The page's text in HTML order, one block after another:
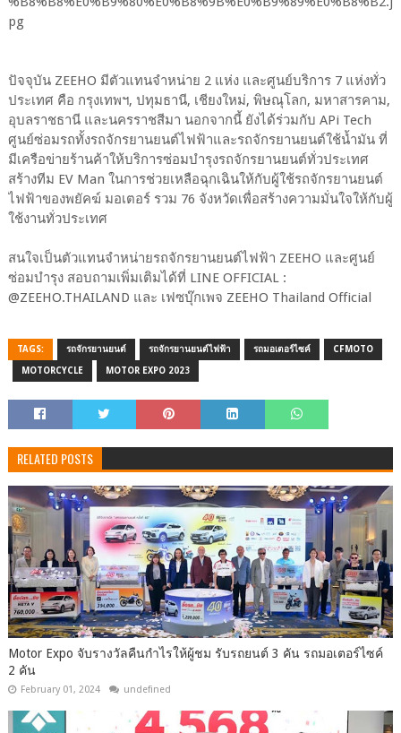
ปัจจุบัน ZEEHO มีตัวแทนจำหน่าย 2 แห่ง และศูนย์บริการ 7 แห่งทั่ว
ประเทศ คือ กรุงเทพฯ, ปทุมธานี, เชียงใหม่, พิษณุโลก, มหาสารคาม,
อุบลราชธานี และนครราชสีมา นอกจากนี้ ยังได้ร่วมกับ APi Tech
ศูนย์ซ่อมรถทั้งรถจักรยานยนต์ไฟฟ้าและรถจักรยานยนต์ใช้น้ำมัน ที่
มีเครือข่ายร้านค้าให้บริการซ่อมบำรุงรถจักรยานยนต์ทั่วประเทศ
สร้างทีม EV Man ในการช่วยเหลือฉุกเฉินให้กับผู้ใช้รถจักรยานยนต์
ไฟฟ้าของพยัคฆ์ มอเตอร์ รวม 76 จังหวัดเพื่อสร้างความมั่นใจให้กับผู้
ใช้งานทั่วประเทศ
สนใจเป็นตัวแทนจำหน่ายรถจักรยานยนต์ไฟฟ้า ZEEHO และศูนย์
ซ่อมบำรุง สอบถามเพิ่มเติมได้ที่ LINE OFFICIAL :
@ZEEHO.THAILAND และ เฟซบุ๊กเพจ ZEEHO Thailand Official
TAGS: รถจักรยานยนต์ รถจักรยานยนต์ไฟฟ้า รถมอเตอร์ไซค์ CFMOTO
MOTORCYCLE MOTOR EXPO 2023
RELATED POSTS
Motor Expo จับรางวัลคืนกำไรให้ผู้ชม รับรถยนต์ 3 คัน รถมอเตอร์ไซค์
2 คัน
February 01, 2024 undefined